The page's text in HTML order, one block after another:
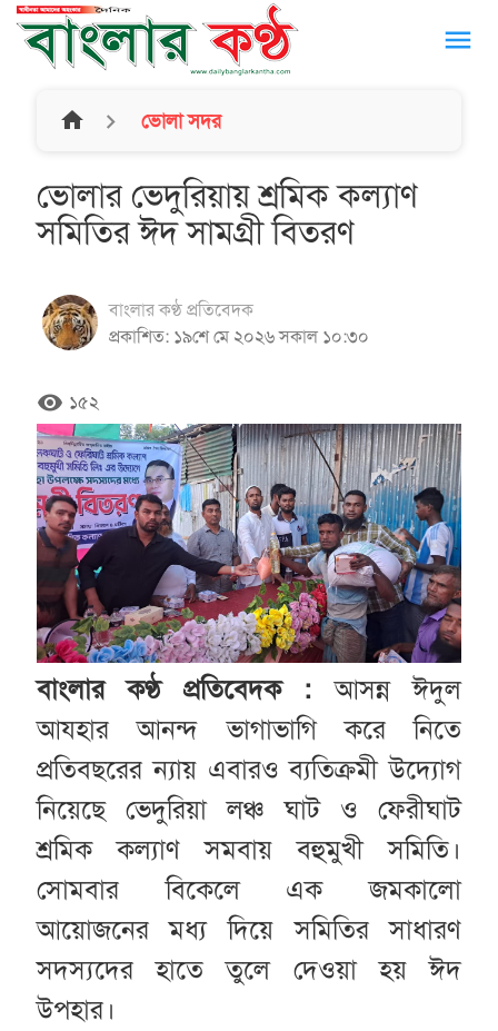
menu
home ভোলা সদর
ভোলার ভেদুরিয়ায় শ্রমিক কল্যাণ
সমিতির ঈদ সামগ্রী বিতরণ
বাংলার কণ্ঠ প্রতিবেদক
প্রকাশিত: ১৯শে মে ২০২৬ সকাল ১০:৩০
remove_red_eye ১৫২
বাংলার কণ্ঠ প্রতিবেদক : আসন্ন ঈদুল
আযহার আনন্দ ভাগাভাগি করে নিতে
প্রতিবছরের ন্যায় এবারও ব্যতিক্রমী উদ্যোগ
নিয়েছে ভেদুরিয়া লঞ্চ ঘাট ও ফেরীঘাট
শ্রমিক কল্যাণ সমবায় বহুমুখী সমিতি।
সোমবার বিকেলে এক জমকালো
আয়োজনের মধ্য দিয়ে সমিতির সাধারণ
সদস্যদের হাতে তুলে দেওয়া হয় ঈদ
উপহার।